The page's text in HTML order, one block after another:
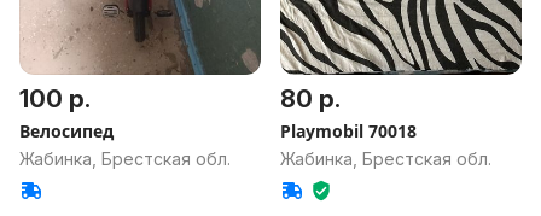
100 р.
Велосипед
Жабинка, Брестская обл.
80 р.
Playmobil 70018
Жабинка, Брестская обл.